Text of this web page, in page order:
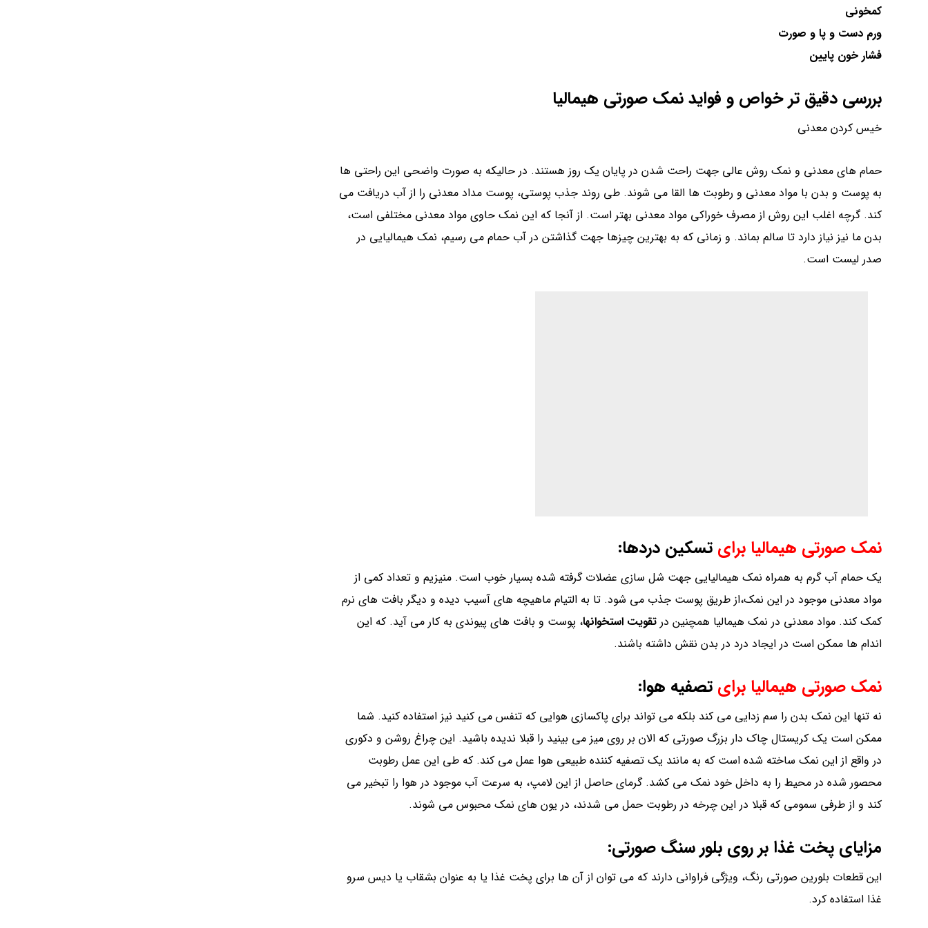
به پوست و بدن با مواد معدنی و رطوبت ها القا می شوند. طی روند جذب پوستی، پوست مداد معدنی را از آب دریافت می
کند. گرچه اغلب این روش از مصرف خوراکی مواد معدنی بهتر است. از آنجا که این نمک حاوی مواد معدنی مختلفی است،
بدن ما نیز نیاز دارد تا سالم بماند. و زمانی که به بهترین چیزها جهت گذاشتن در آب حمام می رسیم، نمک هیمالیایی در
نمک صورتی هیمالیا برای
یک حمام آب گرم به همراه نمک هیمالیایی جهت شل سازی عضلات گرفته شده بسیار خوب است. منیزیم و تعداد کمی از
مواد معدنی موجود در این نمک،از طریق پوست جذب می شود. تا به التیام ماهیچه های آسیب دیده و دیگر بافت های نرم
کمک کند. مواد معدنی در نمک هیمالیا همچنین درتقویت استخوانها، پوست و بافت های پیوندی به کار می آید. که این
اندام ها ممکن است در ایجاد درد در بدن نقش داشته باشند.
نمک صورتی هیمالیا برایتسکین گلو درد:
حق با مادر است وقتی به شما می گوید که آب نمک غرغره کنید تا گلو دردتان خوب شود. آب نمک نه تنها درمان فوری برای
همه چیز است، بلکه می تواند باکتری ها را کشته، خلط ها را نرم و درد را تسکین دهد.فقط نصف قاشق چایخوری نمک
هیمالیا را با یک فنجان آب گرم مخلوط نموده و سپس غرغره کنید.
B.BEIOTI ژانویه ۶, ۲۰۲۲ نمک صورتی اصل
خرید نمک صورتی خرید نمک صورتی اصل فروش نمک صورتی فروش نمک صورتی اصل نمک صورتی نمک صورتی اصل